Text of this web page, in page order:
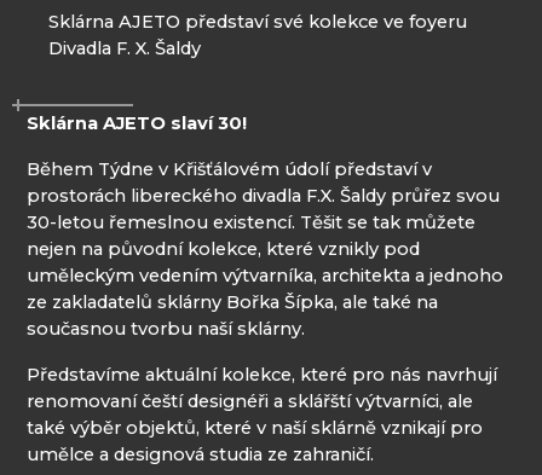
Sklárna AJETO představí své kolekce ve foyeru
Divadla F. X. Šaldy
Sklárna AJETO slaví 30!
Během Týdne v Křišťálovém údolí představí v
prostorách libereckého divadla F.X. Šaldy průřez svou
30-letou řemeslnou existencí. Těšit se tak můžete
nejen na původní kolekce, které vznikly pod
uměleckým vedením výtvarníka, architekta a jednoho
ze zakladatelů sklárny Bořka Šípka, ale také na
současnou tvorbu naší sklárny.
Představíme aktuální kolekce, které pro nás navrhují
renomovaní čeští designéři a sklářští výtvarníci, ale
také výběr objektů, které v naší sklárně vznikají pro
umělce a designová studia ze zahraničí.